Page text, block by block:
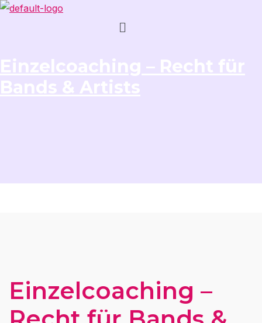
Menü
Einzelcoaching – Recht für
Bands & Artists
Einzelcoaching –